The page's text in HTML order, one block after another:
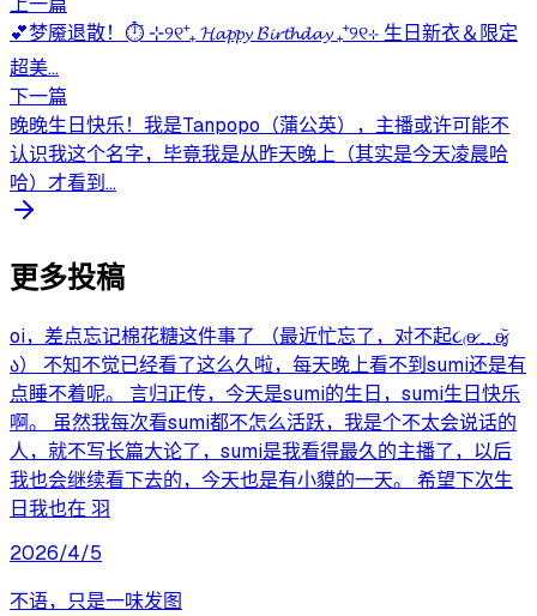
💕梦魇退散！⏱️ ⊹୨୧⁺₊ 𝓗𝓪𝓹𝓹𝔂 𝓑𝓲𝓻𝓽𝓱𝓭𝓪𝔂 ₊⁺୨୧⊹ 生日新衣＆限定
超美...
下一篇
晚晚生日快乐！我是Tanpopo（蒲公英），主播或许可能不
认识我这个名字，毕竟我是从昨天晚上（其实是今天凌晨哈
哈）才看到...
更多投稿
oi，差点忘记棉花糖这件事了 （最近忙忘了，对不起૮₍ɵ̷﹏ɵ̷̥̥᷅₎
ა） 不知不觉已经看了这么久啦，每天晚上看不到sumi还是有
点睡不着呢。 言归正传，今天是sumi的生日，sumi生日快乐
啊。 虽然我每次看sumi都不怎么活跃，我是个不太会说话的
人，就不写长篇大论了，sumi是我看得最久的主播了，以后
我也会继续看下去的，今天也是有小貘的一天。 希望下次生
日我也在 羽
2026/4/5
不语，只是一味发图